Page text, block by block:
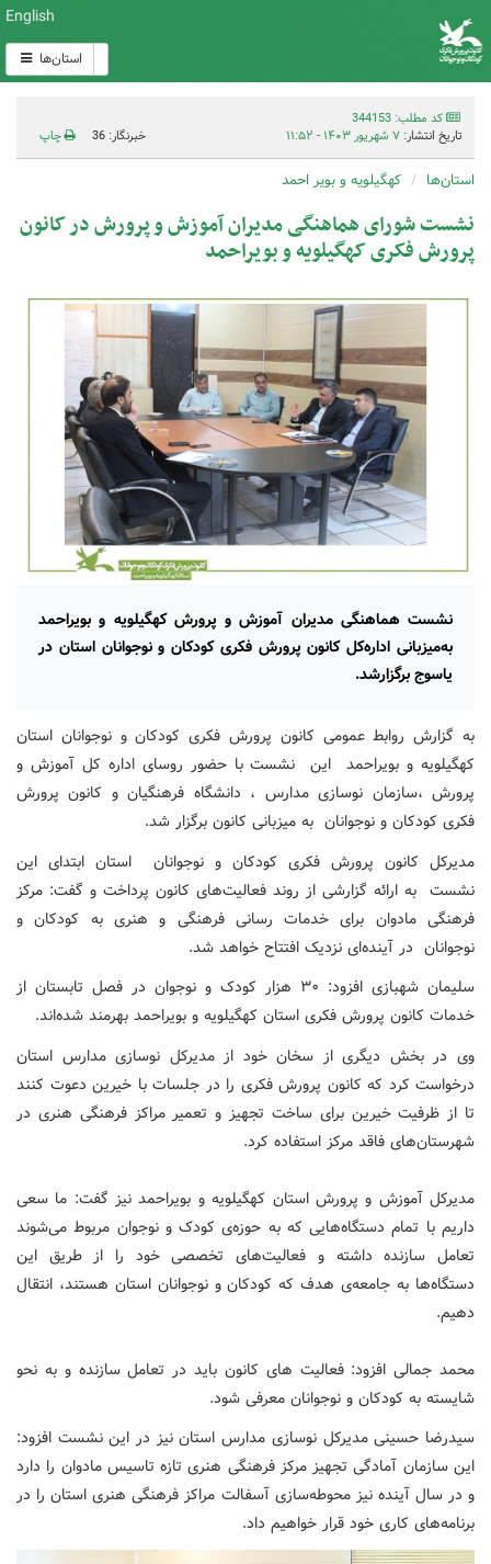
English
استان‌ها
کد مطلب: 344153
تاریخ انتشار: ۷ شهریور ۱۴۰۳ - ۱۱:۵۲ خبرنگار: 36 چاپ
استان‌ها کهگیلویه و بویر احمد
نشست شورای هماهنگی مدیران آموزش و پرورش در کانون
پرورش فکری کهگیلویه و بویراحمد
نشست هماهنگی مدیران آموزش و پرورش کهگیلویه و بویراحمد
به‌میزبانی اداره‌کل کانون پرورش فکری کودکان و نوجوانان استان در
یاسوج برگزارشد.
به گزارش روابط عمومی کانون پرورش فکری کودکان و نوجوانان استان
کهگیلویه و بویراحمد این نشست با حضور روسای اداره کل آموزش و
پرورش ،سازمان نوسازی مدارس ، دانشگاه فرهنگیان و کانون پرورش
فکری کودکان و نوجوانان به میزبانی کانون برگزار شد.
مدیرکل کانون پرورش فکری کودکان و نوجوانان استان ابتدای این
نشست به ارائه گزارشی از روند فعالیت‌های کانون پرداخت و گفت: مرکز
فرهنگی مادوان برای خدمات رسانی فرهنگی و هنری به کودکان و
نوجوانان در آینده‌ای نزدیک افتتاح خواهد شد.
سلیمان شهبازی افزود: ۳۰ هزار کودک و نوجوان در فصل تابستان از
خدمات کانون پرورش فکری استان کهگیلویه و بویراحمد بهرمند شده‌اند.
وی در بخش دیگری از سخان خود از مدیرکل نوسازی مدارس استان
درخواست کرد که کانون پرورش فکری را در جلسات با خیرین دعوت کنند
تا از ظرفیت خیرین برای ساخت تجهیز و تعمیر مراکز فرهنگی هنری در
شهرستان‌های فاقد مرکز استفاده کرد.
مدیرکل آموزش و پرورش استان کهگیلویه و بویراحمد نیز گفت: ما سعی
داریم با تمام دستگاه‌هایی که به حوزه‌ی کودک و نوجوان مربوط می‌شوند
تعامل سازنده داشته و فعالیت‌های تخصصی خود را از طریق این
دستگاه‌ها به جامعه‌ی هدف که کودکان و نوجوانان استان هستند، انتقال
دهیم.
محمد جمالی افزود: فعالیت های کانون باید در تعامل سازنده و به نحو
شایسته به کودکان و نوجوانان معرفی شود.
سیدرضا حسینی مدیرکل نوسازی مدارس استان نیز در این نشست افزود:
این سازمان آمادگی تجهیز مرکز فرهنگی هنری تازه تاسیس مادوان را دارد
و در سال آینده نیز محوطه‌سازی آسفالت مراکز فرهنگی هنری استان را در
برنامه‌های کاری خود قرار خواهیم داد.